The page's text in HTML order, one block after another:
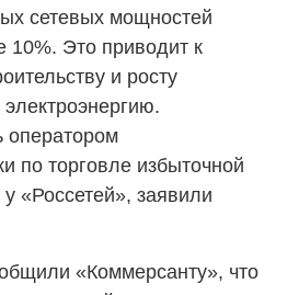
сетевых мощностей
10%. Это приводит к
и росту
оператором
по торговле избыточной
«Россетей», заявили
«Коммерсанту», что